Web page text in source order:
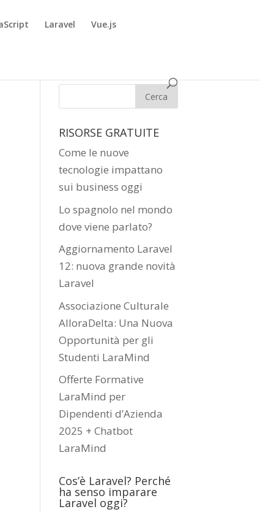
Laravel Vue.js
RISORSE GRATUITE
Come le nuove
tecnologie impattano
sui business oggi
Lo spagnolo nel mondo
dove viene parlato?
Aggiornamento Laravel
12: nuova grande novità
Laravel
Associazione Culturale
AlloraDelta: Una Nuova
Opportunità per gli
Studenti LaraMind
Offerte Formative
LaraMind per
Dipendenti d’Azienda
2025 + Chatbot
LaraMind
Cos’è Laravel? Perché
ha senso imparare
Laravel oggi?